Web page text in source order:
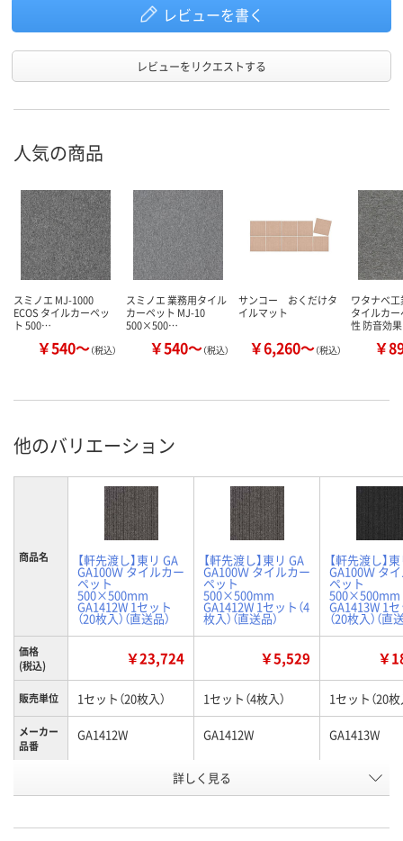
レビューを書く
レビューをリクエストする
人気の商品
スミノエ MJ-1000
ECOS タイルカーペッ
ト 500…
￥540～（税込）
スミノエ 業務用タイル
カーペット MJ-10
500×500…
￥540～（税込）
サンコー おくだけタ
イルマット
￥6,260～（税込）
ワタナベ
タイルカ
性 防音効果
￥
他のバリエーション
商品名 【軒先渡し】東リ GA
GA100Ｗ タイルカー
ペット
500×500mm
GA1412W 1セット
（20枚入）（直送品）
【軒先渡し】東リ GA
GA100Ｗ タイルカー
ペット
500×500mm
GA1412W 1セット（4
枚入）（直送品）
【軒先渡し】
GA100Ｗ タ
ペット
500×500mm
GA1413W 1
（20枚入）（直
価格
(税込)
￥23,724 ￥5,529 ￥
販売単位 1セット（20枚入） 1セット（4枚入） 1セット（20枚
メーカー
品番
GA1412W GA1412W GA1413W
AK38644 AK38069
詳しく見る